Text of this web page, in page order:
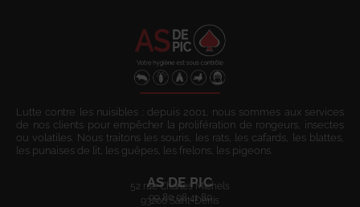
Lutte contre les nuisibles : depuis 2001, nous sommes aux services
de nos clients pour empêcher la prolifération de rongeurs, insectes
ou volatiles. Nous traitons les souris, les rats, les cafards, les blattes,
les punaises de lit, les guêpes, les frelons, les pigeons.
AS DE PIC
52 rue Charles Michels
93200 Saint-Denis
09 80 08 41 80